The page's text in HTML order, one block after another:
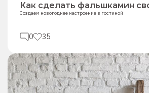
Как сделать фальшкамин
Создаем новогоднее настроение в гостиной
0 35